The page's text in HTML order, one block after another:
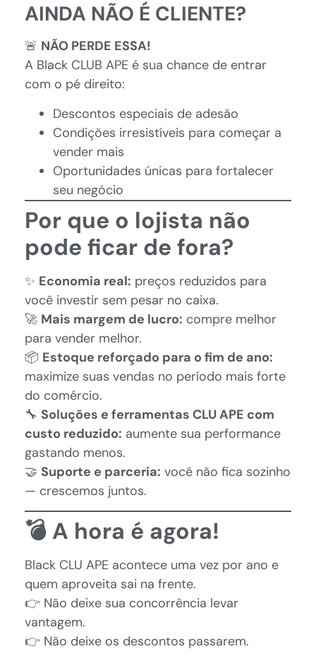
AINDA NÃO É CLIENTE?
🚨 NÃO PERDE ESSA!
A Black CLUB APE é sua chance de entrar
com o pé direito:
Descontos especiais de adesão
Condições irresistíveis para começar a
vender mais
Oportunidades únicas para fortalecer
seu negócio
Por que o lojista não
pode ficar de fora?
✨ Economia real: preços reduzidos para
você investir sem pesar no caixa.
🚀 Mais margem de lucro: compre melhor
para vender melhor.
📦 Estoque reforçado para o fim de ano:
maximize suas vendas no período mais forte
do comércio.
🔧 Soluções e ferramentas CLU APE com
custo reduzido: aumente sua performance
gastando menos.
🤝 Suporte e parceria: você não fica sozinho
— crescemos juntos.
💣 A hora é agora!
Black CLU APE acontece uma vez por ano e
quem aproveita sai na frente.
👉 Não deixe sua concorrência levar
vantagem.
👉 Não deixe os descontos passarem.